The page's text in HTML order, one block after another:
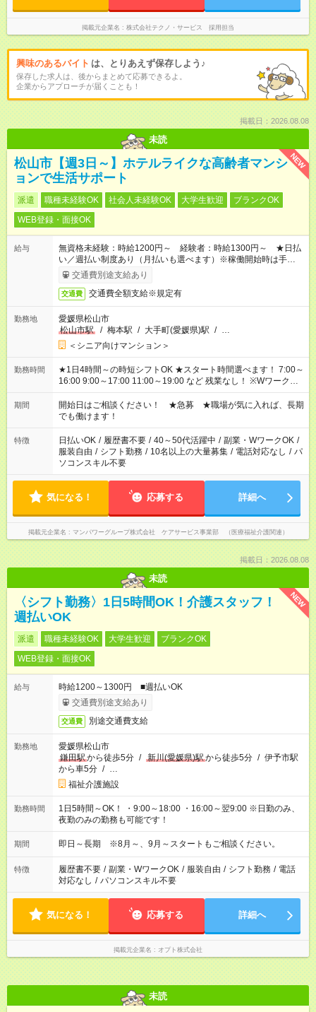
掲載元企業名 株式会社テクノ・サービス 採用担当
興味のあるバイト は、とりあえず保存しよう♪
保存した求人は、後からまとめて応募できるよ。
企業からアプローチが届くことも！
掲載日：2026.08.08
未読
NEW
松山市【週3日～】ホテルライクな高齢者マンシ
ョンで生活サポート
派遣 職種未経験OK 社会人未経験OK 大学生歓迎
ブランクOK
WEB登録・面接OK
給与
無資格未経験：時給1200円～ 経験者：時給1300円～ ★日払
い／週払い制度あり（月払いも選べます）※稼働開始時は手続き
完了次第のお支払いとなります。
交通費別途支給あり
交通費 交通費全額支給※規定有
勤務地
愛媛県松山市
松山市駅
/ 梅本駅 / 大手町(愛媛県)駅 / …
＜シニア向けマンション＞
勤務時間
★1日4時間～の時短シフトOK ★スタート時間選べます！ 7:00～
16:00 9:00～17:00 11:00～19:00 など 残業なし！ ※Wワークの
場合、他のお仕事と合わせ週40時間超の就業はご案内できませ
ん ※法令に基づき、週20時間以上勤務は社会保険への加入対象
となります ※労働者派遣法（日雇い派遣の原則禁止）により、
短時間・短期間の就業はご案内が難しい場合があります
期間
開始日はご相談ください！ ★急募 ★職場が気に入れば、長期
でも働けます！
特徴 日払いOK / 履歴書不要 / 40～50代活躍中 / 副業・WワークOK /
服装自由 / シフト勤務 / 10名以上の大量募集 / 電話対応なし / パ
ソコンスキル不要
気になる！ 応募する 詳細へ
掲載元企業名 マンパワーグループ株式会社 ケアサービス事業部 （医療福祉介護関連）
掲載日：2026.08.08
未読
NEW
〈シフト勤務〉1日5時間OK！介護スタッフ！
週払いOK
派遣 職種未経験OK 大学生歓迎
ブランクOK
WEB登録・面接OK
給与
時給1200～1300円 ■週払いOK
交通費別途支給あり
交通費 別途交通費支給
勤務地
愛媛県松山市
鎌田駅から徒歩5分 / 新川(愛媛県)駅から徒歩5分 / 伊予市駅
から車5分 / …
福祉介護施設
勤務時間
1日5時間～OK！ ・9:00～18:00 ・16:00～翌9:00 ※日勤のみ、
夜勤のみの勤務も可能です！
期間 即日～長期 ※8月～、9月～スタートもご相談ください。
特徴 履歴書不要 / 副業・WワークOK / 服装自由 / シフト勤務 / 電話
対応なし / パソコンスキル不要
気になる！ 応募する 詳細へ
掲載元企業名 オプト株式会社
未読